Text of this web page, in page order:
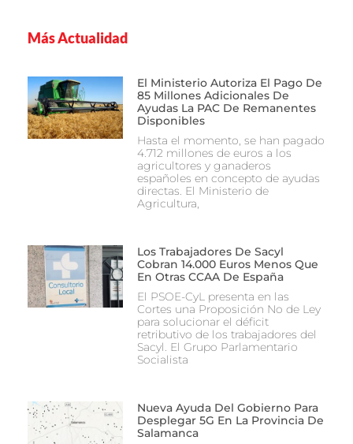
Más Actualidad
El Ministerio Autoriza El Pago De
85 Millones Adicionales De
Ayudas La PAC De Remanentes
Disponibles
Hasta el momento, se han pagado
4.712 millones de euros a los
agricultores y ganaderos
españoles en concepto de ayudas
directas. El Ministerio de
Agricultura,
Los Trabajadores De Sacyl
Cobran 14.000 Euros Menos Que
En Otras CCAA De España
El PSOE-CyL presenta en las
Cortes una Proposición No de Ley
para solucionar el déficit
retributivo de los trabajadores del
Sacyl. El Grupo Parlamentario
Socialista
Nueva Ayuda Del Gobierno Para
Desplegar 5G En La Provincia De
Salamanca